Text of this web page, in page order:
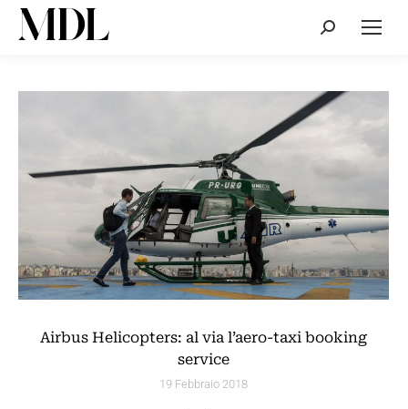
Cerca:
Airbus Helicopters: al via l’aero-taxi booking
service
19 Febbraio 2018